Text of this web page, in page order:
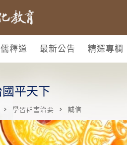
釋道 最新公告 精選專欄
平天下
學習群書治要 誠信